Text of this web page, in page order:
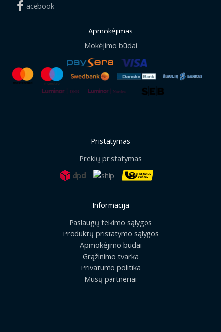
acebook
Apmokėjimas
Mokėjimo būdai
Pristatymas
Prekių pristatymas
Informacija
Paslaugų teikimo sąlygos
Produktų pristatymo sąlygos
Apmokėjimo būdai
Grąžinimo tvarka
Privatumo politika
Mūsų partneriai